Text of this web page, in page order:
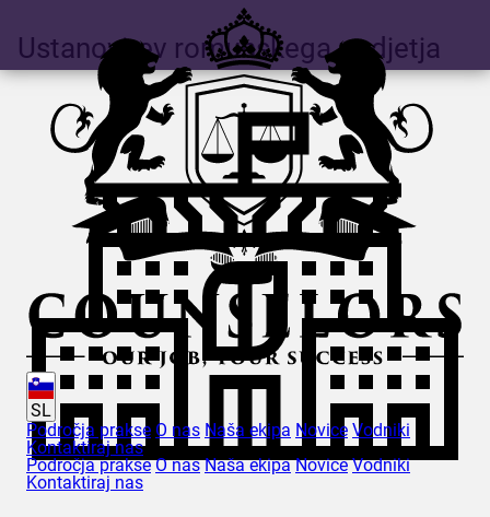
SL
Področja prakse O nas Naša ekipa Novice Vodniki
Kontaktiraj nas
Področja prakse O nas Naša ekipa Novice Vodniki
Kontaktiraj nas
Ustanovitev romunskega podjetja